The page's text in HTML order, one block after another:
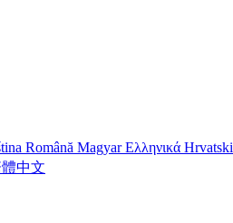
Română MagyarΕλληνικά Hrvatski
中文